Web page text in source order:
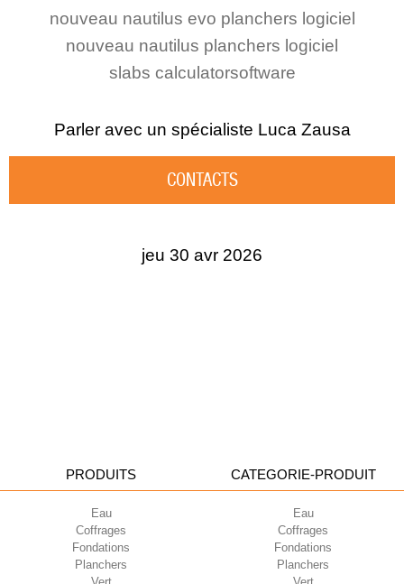
nouveau nautilus evo planchers logiciel
nouveau nautilus planchers logiciel
slabs calculatorsoftware
Parler avec un spécialiste Luca Zausa
CONTACTS
jeu 30 avr 2026
PRODUITS
Eau
Coffrages
Fondations
Planchers
CATEGORIE-PRODUIT
Eau
Coffrages
Fondations
Planchers